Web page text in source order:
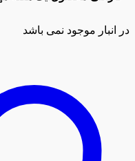
در انبار موجود نمی باشد